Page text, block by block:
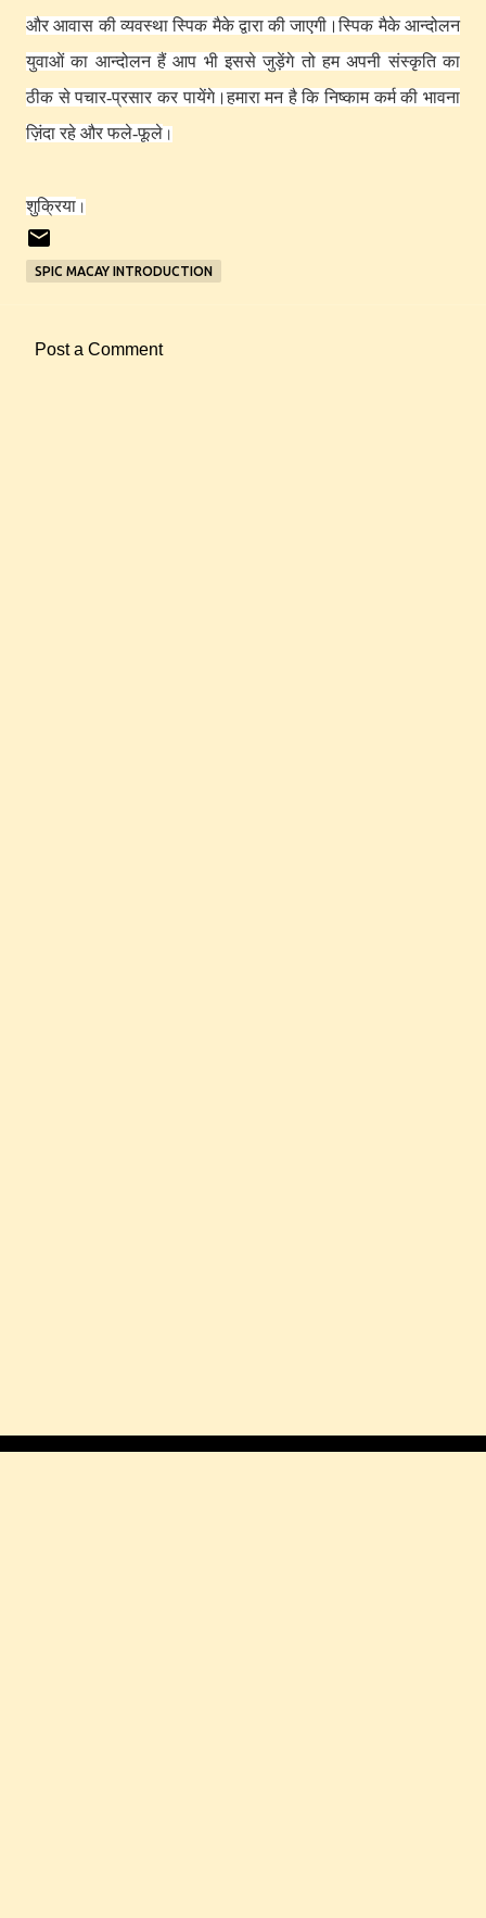
और आवास की व्यवस्था स्पिक मैके द्वारा की जाएगी ।स्पिक मैके आन्दोलन
युवाओं का आन्दोलन हैं आप भी इससे जुड़ेंगे तो हम अपनी संस्कृति का
ठीक से पचार-प्रसार कर पायेंगे।हमारा मन है कि निष्काम कर्म की भावना
ज़िंदा रहे और फले-फूले ।
शुक्रिया ।
SPIC MACAY INTRODUCTION
Post a Comment